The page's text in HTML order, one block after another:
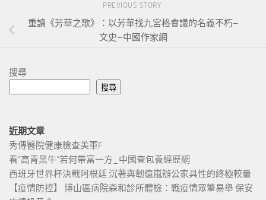
PREVIOUS STORY
重讀《芳華之歌》：以芳華找九宮格會議的名義不朽–
文史–中國作家網
搜尋
搜尋
近期文章
秀傳醫院健康檢查美軍F
看“高青黑牛”若何帶富一方_中國查包養經歷網
西班牙世界杯決戰阿根廷 沉著與韌億嵐辦公家具性的終極較量
【疫情防控】 博山區病院森和診所體檢：戰疫情眾擎易舉 保安